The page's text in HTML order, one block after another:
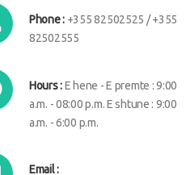
Phone : +355 82502525 / +355
82502555
Hours :E hene - E premte : 9:00
a.m. - 08:00 p.m. E shtune : 9:00
a.m. - 6:00 p.m.
Email :